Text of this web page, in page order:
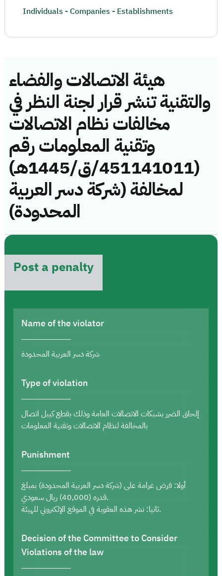
هيئة الاتصالات والفضاء
والتقنية تنشر قرار لجنة النظر في
مخالفات نظام الاتصالات
وتقنية المعلومات رقم
(451141011/ق/1445هـ)
لمخالفة (شركة دسر العربية
المحدودة)
Post a penalty
Name of the violator
شركة دسر العربية المحدودة
Type of violation
إلحاق الضرر بشبكات الاتصالات العامة وذلك بقطع كيبل اتصال
بالمخالفة لنظام الاتصالات وتقنية المعلومات
Punishment
أولا: فرض غرامة على (شركة دسر العربية المحدودة) بمبلغ
قدره (40,000) ريال سعودي.
ثانيا: نشر هذه العقوبة في الموقع الإلكتروني للهيئة.
Decision of the Committee to Consider
Violations of the law
Individuals - Companies - Establishments